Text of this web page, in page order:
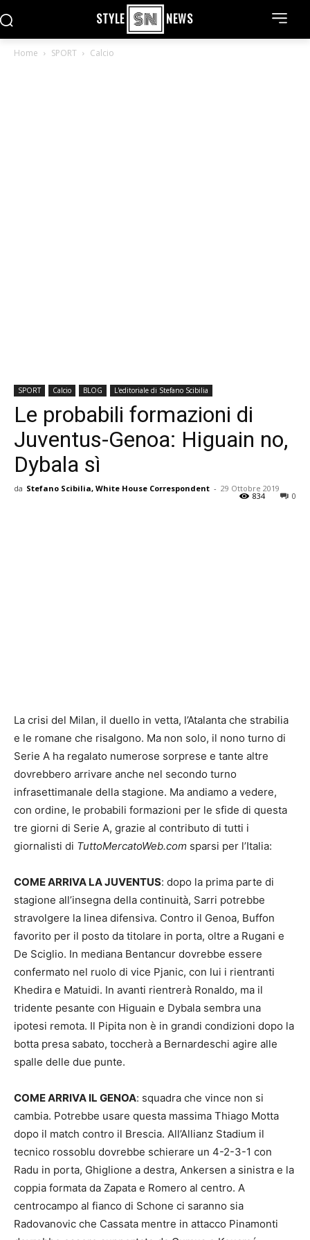
STYLE NEWS
Home SPORT Calcio
SPORT Calcio BLOG L'editoriale di Stefano Scibilia
Le probabili formazioni di
Juventus-Genoa: Higuain no,
Dybala sì
da Stefano Scibilia, White House Correspondent - 29 Ottobre 2019
0
834
La crisi del Milan, il duello in vetta, l’Atalanta che strabilia
e le romane che risalgono. Ma non solo, il nono turno di
Serie A ha regalato numerose sorprese e tante altre
dovrebbero arrivare anche nel secondo turno
infrasettimanale della stagione. Ma andiamo a vedere,
con ordine, le probabili formazioni per le sfide di questa
tre giorni di Serie A, grazie al contributo di tutti i
giornalisti di TuttoMercatoWeb.com sparsi per l’Italia:
COME ARRIVA LA JUVENTUS: dopo la prima parte di
stagione all’insegna della continuità, Sarri potrebbe
stravolgere la linea difensiva. Contro il Genoa, Buffon
favorito per il posto da titolare in porta, oltre a Rugani e
De Sciglio. In mediana Bentancur dovrebbe essere
confermato nel ruolo di vice Pjanic, con lui i rientranti
Khedira e Matuidi. In avanti rientrerà Ronaldo, ma il
tridente pesante con Higuain e Dybala sembra una
ipotesi remota. Il Pipita non è in grandi condizioni dopo la
botta presa sabato, toccherà a Bernardeschi agire alle
spalle delle due punte.
COME ARRIVA IL GENOA: squadra che vince non si
cambia. Potrebbe usare questa massima Thiago Motta
dopo il match contro il Brescia. All’Allianz Stadium il
tecnico rossoblu dovrebbe schierare un 4-2-3-1 con
Radu in porta, Ghiglione a destra, Ankersen a sinistra e la
coppia formata da Zapata e Romero al centro. A
centrocampo al fianco di Schone ci saranno sia
Radovanovic che Cassata mentre in attacco Pinamonti